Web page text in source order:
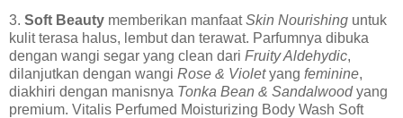
3. Soft Beauty memberikan manfaatSkin Nourishing untuk
kulit terasa halus, lembut dan terawat. Parfumnya dibuka
dengan wangi segar yang clean dari Fruity Aldehydic,
dilanjutkan dengan wangi Rose & Violetyang feminine,
diakhiri dengan manisnya Tonka Bean & Sandalwoodyang
premium. Vitalis Perfumed Moisturizing Body Wash Soft